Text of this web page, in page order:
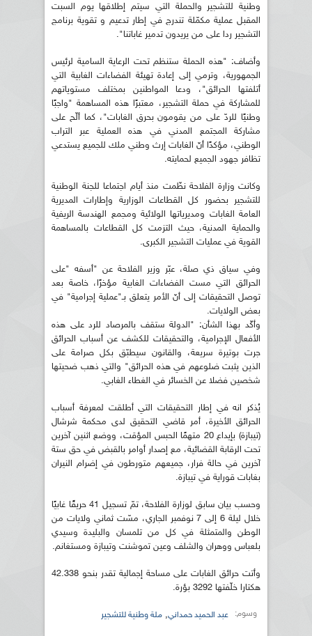
وطنية للتشجير والحملة التي سيتم إطلاقها يوم السبت
المقبل عملية مكمّلة تندرج في إطار تدعيم و تقوية برنامج
التشجير ردا على من يريدون تدمير غاباتنا".
وأضاف: "هذه الحملة ستنظم تحت الرعاية السامية لرئيس
الجمهورية، وترمي إلى إعادة تهيئة الفضاءات الغابية التي
أتلفتها الحرائق"، ودعا المواطنين بمختلف مستوياتهم
للمشاركة في حملة التشجير، معتبرًا هذه المساهمة "واجبًا
وطنيًا للردّ على من يقومون بحرق الغابات"، كما ألّح على
مشاركة المجتمع المدني في هذه العملية عبر التراب
الوطني، مؤكدًا أنّ الغابات إرث وطني ملك للجميع يستدعي
تظافر جهود الجميع لحمايته.
وكانت وزارة الفلاحة نظّمت منذ أيام اجتماعا للجنة الوطنية
للتشجير بحضور كل القطاعات الوزارية وإطارات المديرية
العامة الغابات ومديرياتها الولائية ومجمع الهندسة الريفية
والحماية المدنية، حيث التزمت كل القطاعات بالمساهمة
القوية في عمليات التشجير الكبرى.
وفي سياق ذي صلة، عبّر وزير الفلاحة عن "أسفه "على
الحرائق التي مست الفضاءات الغابية مؤخرًا، خاصة بعد
توصل التحقيقات إلى أنّ الأمر يتعلق بـ"عملية إجرامية" في
بعض الولايات.
وأكّد بهذا الشأن: "الدولة ستقف بالمرصاد للرد على هذه
الأفعال الإجرامية، والتحقيقات للكشف عن أسباب الحرائق
جرت بوتيرة سريعة، والقانون سيطبّق بكل صرامة على
الذين يثبت ضلوعهم في هذه الحرائق" والتي ذهب ضحيتها
شخصين فضلا عن الخسائر في الغطاء الغابي.
يُذكر انه في إطار التحقيقات التي أطلقت لمعرفة أسباب
الحرائق الأخيرة، أمر قاضي التحقيق لدى محكمة شرشال
(تيبازة) بإيداع 20 متهمًا الحبس المؤقت، ووضع اثنين آخرين
تحت الرقابة القضائية، مع إصدار أوامر بالقبض في حق ستة
آخرين في حالة فرار، جميعهم متورطون في إضرام النيران
بغابات قوراية في تيبازة.
وحسب بيان سابق لوزارة الفلاحة، تمّ تسجيل 41 حريقًا غابيًا
خلال ليلة 6 إلى 7 نوفمبر الجاري، مسّت ثماني ولايات من
الوطن والمتمثلة في كل من تلمسان والبليدة وسيدي
بلعباس ووهران والشلف وعين تموشنت وتيبازة ومستغانم.
وأتت حرائق الغابات على مساحة إجمالية تقدر بنحو 42.338
هكتارا خلّفتها 3292 بؤرة.
وسوم: عبد الحميد حمداني, ملة وطنية للتشجير